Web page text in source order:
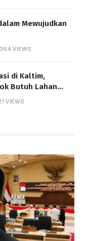
Mewujudkan
VIEWS
di Kaltim,
Butuh Lahan
VIEWS